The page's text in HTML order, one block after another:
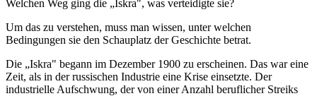
Welchen Weg ging die „Iskra", was verteidigte sie?
Um das zu verstehen, muss man wissen, unter welchen
Bedingungen sie den Schauplatz der Geschichte betrat.
Die „Iskra" begann im Dezember 1900 zu erscheinen. Das war eine
Zeit, als in der russischen Industrie eine Krise einsetzte. Der
industrielle Aufschwung, der von einer Anzahl beruflicher Streiks